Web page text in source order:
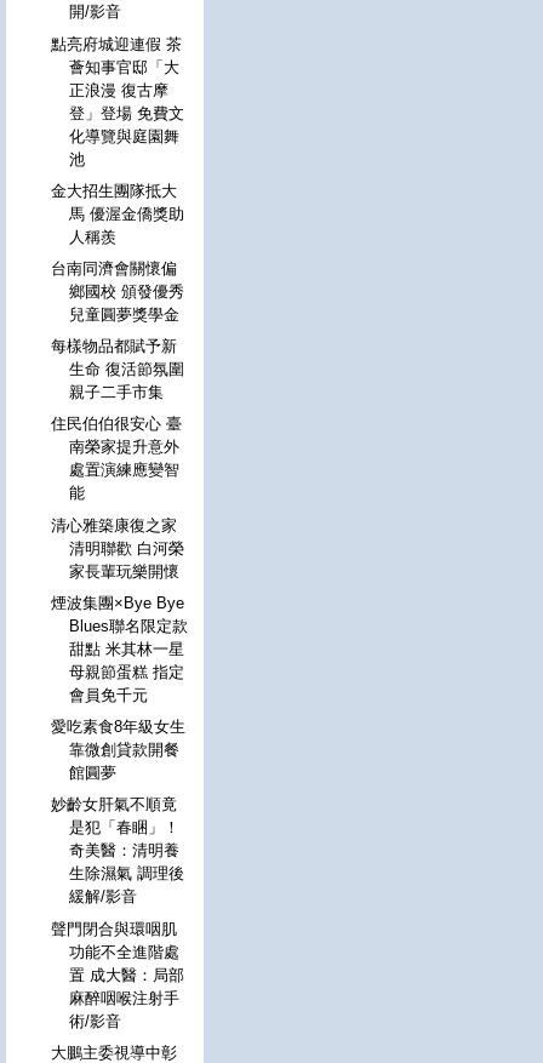
開/影音
點亮府城迎連假 茶
薈知事官邸「大
正浪漫 復古摩
登」登場 免費文
化導覽與庭園舞
池
金大招生團隊抵大
馬 優渥金僑獎助
人稱羨
台南同濟會關懷偏
鄉國校 頒發優秀
兒童圓夢獎學金
每樣物品都賦予新
生命 復活節氛圍
親子二手市集
住民伯伯很安心 臺
南榮家提升意外
處置演練應變智
能
清心雅築康復之家
清明聯歡 白河榮
家長輩玩樂開懷
煙波集團×Bye Bye
Blues聯名限定款
甜點 米其林一星
母親節蛋糕 指定
會員免千元
愛吃素食8年級女生
靠微創貸款開餐
館圓夢
妙齡女肝氣不順竟
是犯「春睏」！
奇美醫：清明養
生除濕氣 調理後
緩解/影音
聲門閉合與環咽肌
功能不全進階處
置 成大醫：局部
麻醉咽喉注射手
術/影音
大鵬主委視導中彰